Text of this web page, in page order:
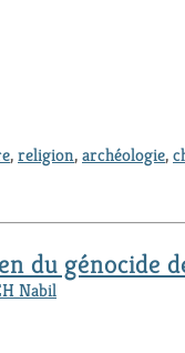
,religion,archéologie,
du génocide
Nabil